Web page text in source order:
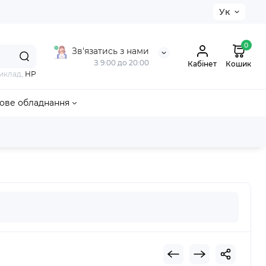
Ук
Зв'язатись з нами
З 9:00 до 20:00
HP
Кабінет
0
Кошик
обладнання